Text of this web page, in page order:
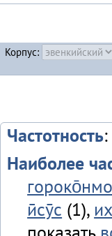
Корпус:
Частотность
Наиболее
гороко̄нмо
ӣсӯс (1),